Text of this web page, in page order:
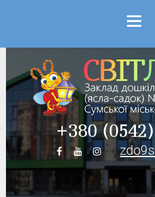
+380
Menu